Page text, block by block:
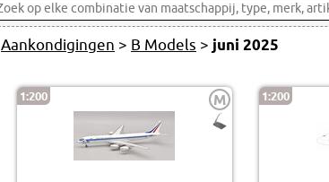
Aankondigingen > B Models > juni 2025
1:200 M 1:200